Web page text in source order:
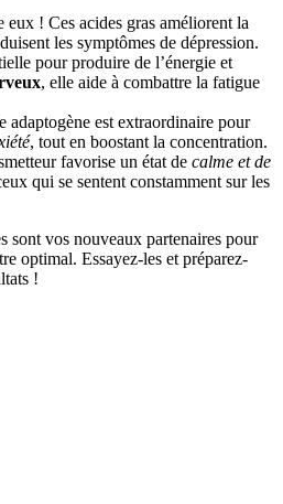
eux ! Ces acides gras améliorent la
les symptômes de dépression.
pour produire de l’énergie et
, elle aide à combattre la fatigue
adaptogène est extraordinaire pour
, tout en boostant la concentration.
favorise un état de calme et de
qui se sentent constamment sur les
sont vos nouveaux partenaires pour
optimal. Essayez-les et préparez-
!